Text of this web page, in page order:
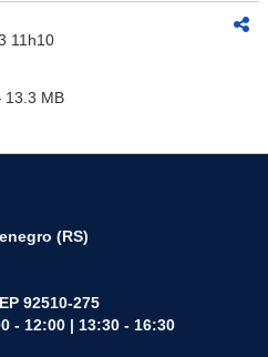
11h10
MB
(RS)
92510-275
- 12:00 | 13:30 - 16:30